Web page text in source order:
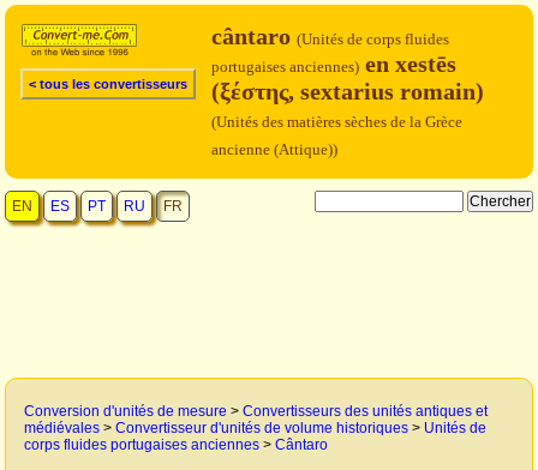
< tous les convertisseurs
cântaro (Unités de corps fluides
portugaises anciennes) en xestēs
(ξέστης, sextarius romain)
(Unités des matières sèches de la Grèce
ancienne (Attique))
EN ES PT RU FR
Conversion d'unités de mesure > Convertisseurs des unités antiques et
médiévales > Convertisseur d'unités de volume historiques > Unités de
corps fluides portugaises anciennes > Cântaro